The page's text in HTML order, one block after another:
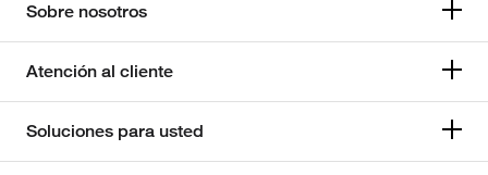
Sobre nosotros
Atención al cliente
Soluciones para usted